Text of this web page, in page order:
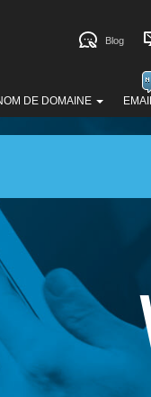
DE DOMAINE
Blog